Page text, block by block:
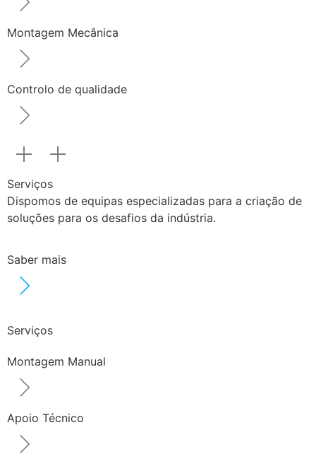
Montagem Mecânica
Controlo de qualidade
Serviços
Dispomos de equipas especializadas para a criação de
soluções para os desafios da indústria.
Saber mais
Serviços
Montagem Manual
Apoio Técnico